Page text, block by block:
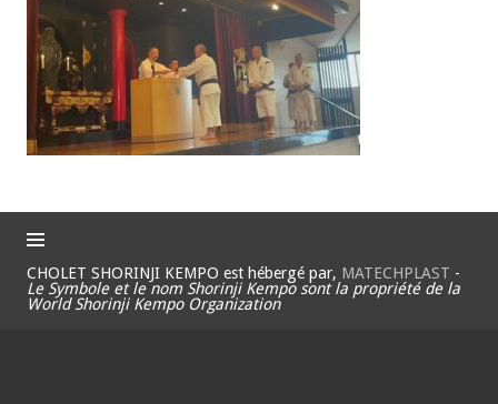
CHOLET SHORINJI KEMPO est hébergé par, MATECHPLAST -
Le Symbole et le nom Shorinji Kempo sont la propriété de la
World Shorinji Kempo Organization